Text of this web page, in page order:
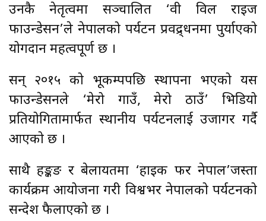
उनकै नेतृत्वमा सञ्चालित ‘वी विल राइज
फाउन्डेसन’ले नेपालको पर्यटन प्रवद्र्धनमा पुर्याएको
योगदान महत्वपूर्ण छ ।
सन् २०१५ को भूकम्पपछि स्थापना भएको यस
फाउन्डेसनले ‘मेरो गाउँ, मेरो ठाउँ’ भिडियो
प्रतियोगितामार्फत स्थानीय पर्यटनलाई उजागर गर्दै
आएको छ ।
साथै हङ्कङ र बेलायतमा ‘हाइक फर नेपाल’जस्ता
कार्यक्रम आयोजना गरी विश्वभर नेपालको पर्यटनको
सन्देश फैलाएको छ ।